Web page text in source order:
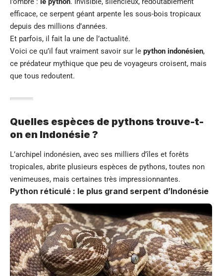
efficace, ce serpent géant arpente les sous-bois tropicaux
depuis des millions d’années.
Et parfois, il fait la une de l’actualité.
Voici ce qu’il faut vraiment savoir sur le python indonésien,
ce prédateur mythique que peu de voyageurs croisent, mais
que tous redoutent.
Quelles espèces de pythons trouve-t-
on en Indonésie ?
L’archipel indonésien, avec ses milliers d’îles et forêts
tropicales, abrite plusieurs espèces de pythons, toutes non
venimeuses, mais certaines très impressionnantes.
Python réticulé : le plus grand serpent d’Indonésie